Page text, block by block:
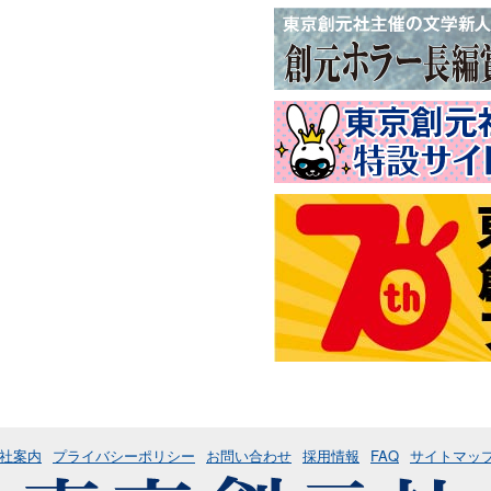
案内 プライバシーポリシー お問い合わせ 採用情報 FAQ サイトマッ